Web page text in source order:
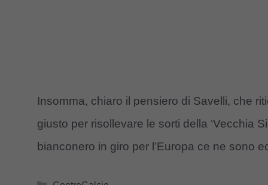
Insomma, chiaro il pensiero di Savelli, che
giusto per risollevare le sorti della ‘Vecchia
bianconero in giro per l’Europa ce ne sono